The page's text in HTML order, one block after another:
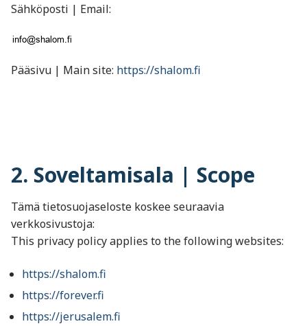
Sähköposti | Email:
Pääsivu | Main site: https://shalom.fi
2. Soveltamisala | Scope
Tämä tietosuojaseloste koskee seuraavia
verkkosivustoja:
This privacy policy applies to the following websites:
https://shalom.fi
https://forever.fi
https://jerusalem.fi